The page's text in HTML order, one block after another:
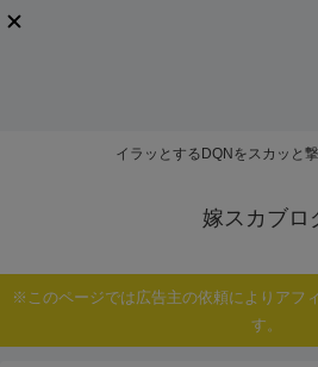
イラッとするDQNをスカッと
嫁スカブロ
※このページでは広告主の依頼によりアフ
す。